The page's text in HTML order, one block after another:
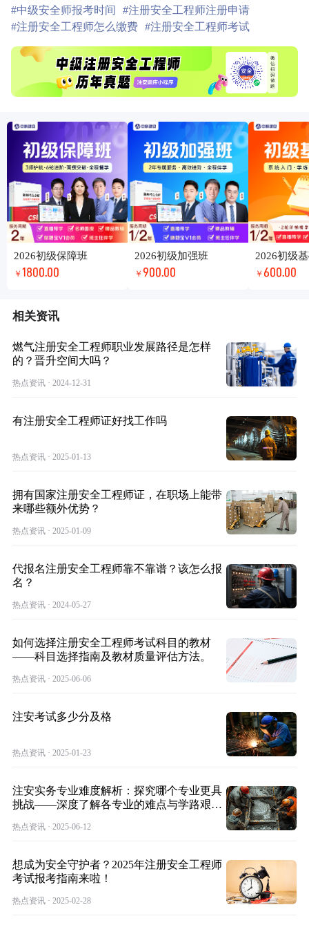
#中级安全师报考时间
#注册安全工程师注册申请
#注册安全工程师怎么缴费 #注册安全工程师考试
2026初级保障班
￥ 1800.00
2026初级加强班
￥ 900.00
2026初级
￥ 600.00
相关资讯
燃气注册安全工程师职业发展路径是怎样
的？晋升空间大吗？
热点资讯 · 2024-12-31
有注册安全工程师证好找工作吗
热点资讯 · 2025-01-13
拥有国家注册安全工程师证，在职场上能带
来哪些额外优势？
热点资讯 · 2025-01-09
代报名注册安全工程师靠不靠谱？该怎么报
名？
热点资讯 · 2024-05-27
如何选择注册安全工程师考试科目的教材
——科目选择指南及教材质量评估方法。
热点资讯 · 2025-06-06
注安考试多少分及格
热点资讯 · 2025-01-23
注安实务专业难度解析：探究哪个专业更具
挑战——深度了解各专业的难点与学路艰
热点资讯 · 2025-06-12
想成为安全守护者？2025年注册安全工程师
考试报考指南来啦！
热点资讯 · 2025-02-28